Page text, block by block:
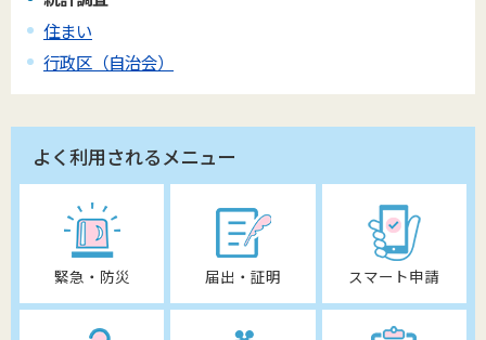
住まい
行政区（自治会）
よく利用されるメニュー
緊急・防災 届出・証明 スマート申請